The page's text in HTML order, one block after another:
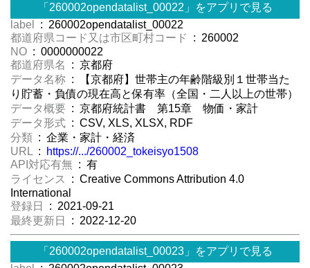
「260002opendatalist_00022」をアプリで見る
label
: 260002opendatalist_00022
都道府県コード又は市区町村コード
: 260002
NO : 0000000022
都道府県名
: 京都府
データ名称 : 【京都府】世帯主の年齢階級別１世帯当た
り貯蓄・負債の現在高と保有率（全国・二人以上の世帯）
データ概要 : 京都府統計書 第15章 物価・家計
データ形式 : CSV, XLS, XLSX, RDF
分類 : 企業・家計・経済
URL :
https://.../260002_tokeisyo1508
API対応有無 : 有
ライセンス
: Creative Commons Attribution 4.0
International
登録日
: 2021-09-21
最終更新日
: 2022-12-20
「260002opendatalist_00023」をアプリで見る